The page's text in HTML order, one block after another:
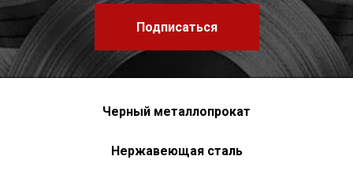
Подписаться
Черный металлопрокат
Нержавеющая сталь